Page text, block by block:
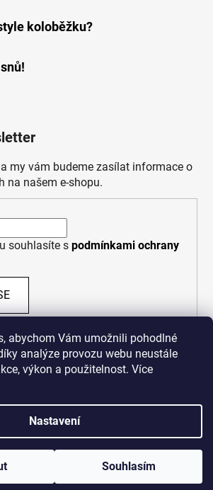
abychom Vám umožnili pohodlné
analýze provozu webu neustále
výkon a použitelnost. Více
Nastavení
Souhlasím
koloběžku?
my vám budeme zasílat informace o
na našem e-shopu.
souhlasíte s podmínkami ochrany
Vytvořil Shoptet
. Všechna práva
vyhrazena.